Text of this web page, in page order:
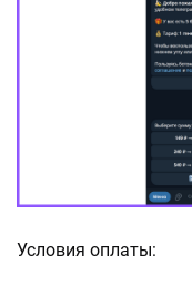
Условия оплаты: